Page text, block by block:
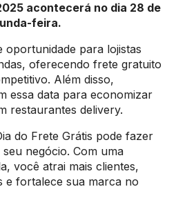
acontecerá no dia 28 de
feira.
oportunidade para lojistas
oferecendo frete gratuito
Além disso,
essa data para economizar
restaurantes delivery.
do Frete Grátis pode fazer
negócio. Com uma
você atrai mais clientes,
e fortalece sua marca no